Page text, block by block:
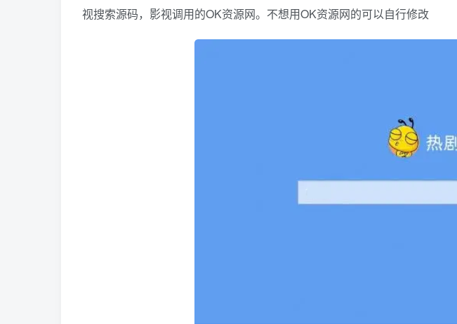
视搜索源码，影视调用的OK资源网。不想用OK资源网的可以自行修改